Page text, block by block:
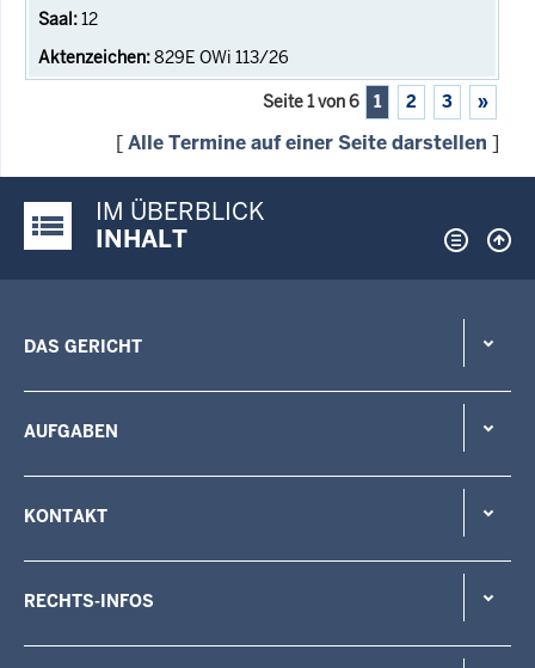
12
829E OWi 113/26
Seite 1 von 6 1 2 3 »
[Alle Termine auf einer Seite darstellen ]
Justiz-Portal im Überblick:
IM ÜBERBLICK
INHALT
DAS GERICHT
AUFGABEN
KONTAKT
RECHTS-INFOS